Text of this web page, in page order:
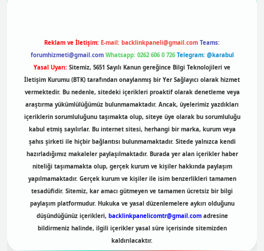
Reklam ve İletişim: E-mail: backlinkpaneli@gmail.com Teams:
forumhizmeti@gmail.com Whatsapp: 0262 606 0 726 Telegram: @karabul
Yasal Uyarı: Sitemiz, 5651 Sayılı Kanun gereğince Bilgi Teknolojileri ve
İletişim Kurumu (BTK) tarafından onaylanmış bir Yer Sağlayıcı olarak hizmet
vermektedir. Bu nedenle, sitedeki içerikleri proaktif olarak denetleme veya
araştırma yükümlülüğümüz bulunmamaktadır. Ancak, üyelerimiz yazdıkları
içeriklerin sorumluluğunu taşımakta olup, siteye üye olarak bu sorumluluğu
kabul etmiş sayılırlar. Bu internet sitesi, herhangi bir marka, kurum veya
şahıs şirketi ile hiçbir bağlantısı bulunmamaktadır. Sitede yalnızca kendi
hazırladığımız makaleler paylaşılmaktadır. Burada yer alan içerikler haber
niteliği taşımamakta olup, gerçek kurum ve kişiler hakkında paylaşım
yapılmamaktadır. Gerçek kurum ve kişiler ile isim benzerlikleri tamamen
tesadüfidir. Sitemiz, kar amacı gütmeyen ve tamamen ücretsiz bir bilgi
paylaşım platformudur. Hukuka ve yasal düzenlemelere aykırı olduğunu
düşündüğünüz içerikleri, backlinkpanelicomtr@gmail.comadresine
bildirmeniz halinde, ilgili içerikler yasal süre içerisinde sitemizden
kaldırılacaktır.